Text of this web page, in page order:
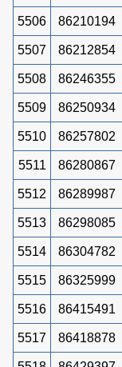
5506 86210194
5507 86212854
5508 86246355
5509 86250934
5510 86257802
5511 86280867
5512 86289987
5513 86298085
5514 86304782
5515 86325999
5516 86415491
5517 86418878